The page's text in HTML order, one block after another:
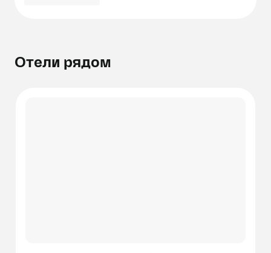
Отели рядом